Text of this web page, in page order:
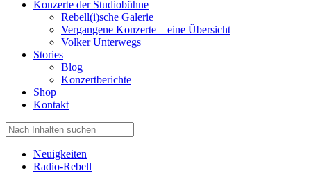
Konzerte der Studiobühne
Rebell(i)sche Galerie
Vergangene Konzerte – eine Übersicht
Volker Unterwegs
Stories
Blog
Konzertberichte
Shop
Kontakt
Neuigkeiten
Radio-Rebell